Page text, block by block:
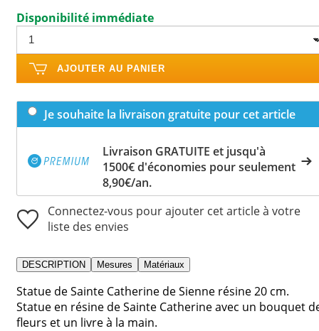
Disponibilité immédiate
AJOUTER AU PANIER
Je souhaite la livraison gratuite pour cet article
Livraison GRATUITE et jusqu'à
1500€ d'économies pour seulement
8,90€/an.
Connectez-vous pour ajouter cet article à votre
liste des envies
DESCRIPTION Mesures Matériaux
Statue de Sainte Catherine de Sienne résine 20 cm.
Statue en résine de Sainte Catherine avec un bouquet
fleurs et un livre à la main.